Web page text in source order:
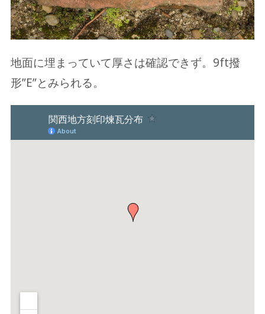
地面に埋まっていて厚さは確認できず。9ft撥
形”E”とみられる。